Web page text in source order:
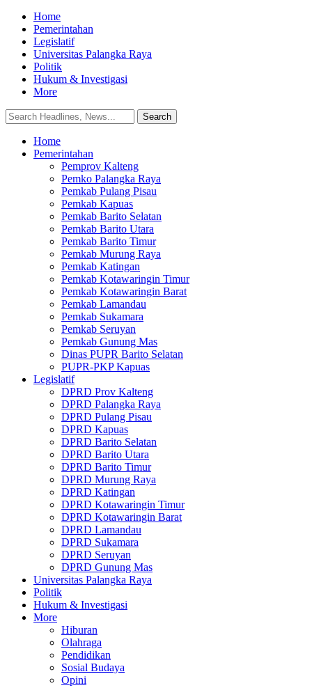
Home
Pemerintahan
Legislatif
Universitas Palangka Raya
Politik
Hukum & Investigasi
More
Home
Pemerintahan
Pemprov Kalteng
Pemko Palangka Raya
Pemkab Pulang Pisau
Pemkab Kapuas
Pemkab Barito Selatan
Pemkab Barito Utara
Pemkab Barito Timur
Pemkab Murung Raya
Pemkab Katingan
Pemkab Kotawaringin Timur
Pemkab Kotawaringin Barat
Pemkab Lamandau
Pemkab Sukamara
Pemkab Seruyan
Pemkab Gunung Mas
Dinas PUPR Barito Selatan
PUPR-PKP Kapuas
Legislatif
DPRD Prov Kalteng
DPRD Palangka Raya
DPRD Pulang Pisau
DPRD Kapuas
DPRD Barito Selatan
DPRD Barito Utara
DPRD Barito Timur
DPRD Murung Raya
DPRD Katingan
DPRD Kotawaringin Timur
DPRD Kotawaringin Barat
DPRD Lamandau
DPRD Sukamara
DPRD Seruyan
DPRD Gunung Mas
Universitas Palangka Raya
Politik
Hukum & Investigasi
More
Hiburan
Olahraga
Pendidikan
Sosial Budaya
Opini